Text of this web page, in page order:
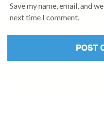
Save my name, email, and
next time I comment.